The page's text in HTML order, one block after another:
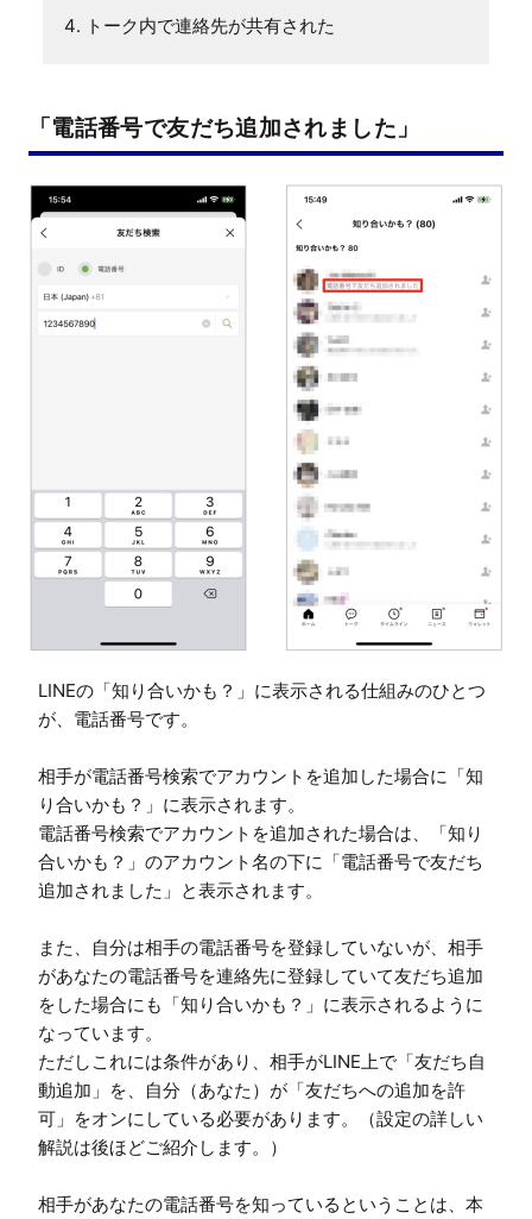
トーク内で連絡先が共有された
「電話番号で友だち追加されました」
LINEの「知り合いかも？」に表示される仕組みのひとつ
が、電話番号です。
相手が電話番号検索でアカウントを追加した場合に「知
り合いかも？」に表示されます。
電話番号検索でアカウントを追加された場合は、「知り
合いかも？」のアカウント名の下に「電話番号で友だち
追加されました」と表示されます。
また、自分は相手の電話番号を登録していないが、相手
があなたの電話番号を連絡先に登録していて友だち追加
をした場合にも「知り合いかも？」に表示されるように
なっています。
ただしこれには条件があり、相手がLINE上で「友だち自
動追加」を、自分（あなた）が「友だちへの追加を許
可」をオンにしている必要があります。（設定の詳しい
解説は後ほどご紹介します。）
相手があなたの電話番号を知っているということは、本